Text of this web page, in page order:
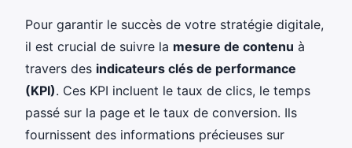
Pour garantir le succès de votre stratégie digitale,
il est crucial de suivre la mesure de contenu à
travers des indicateurs clés de performance
(KPI). Ces KPI incluent le taux de clics, le temps
passé sur la page et le taux de conversion. Ils
fournissent des informations précieuses sur